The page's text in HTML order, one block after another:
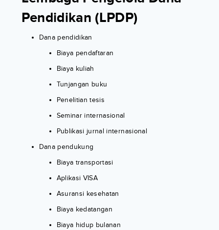
Pendidikan (LPDP)
Dana pendidikan
Biaya pendaftaran
Biaya kuliah
Tunjangan buku
Penelitian tesis
Seminar internasional
Publikasi jurnal internasional
Dana pendukung
Biaya transportasi
Aplikasi VISA
Asuransi kesehatan
Biaya kedatangan
Biaya hidup bulanan